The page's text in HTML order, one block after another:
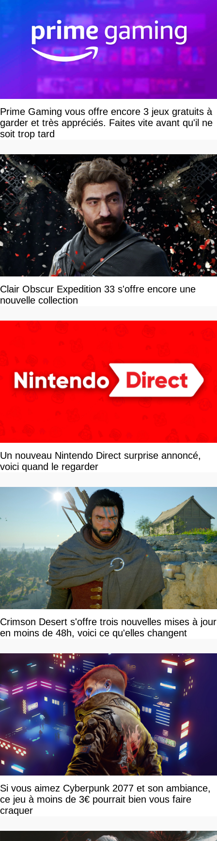
Prime Gaming vous offre encore 3 jeux gratuits à
garder et très appréciés. Faites vite avant qu'il ne
soit trop tard
Clair Obscur Expedition 33 s'offre encore une
nouvelle collection
Un nouveau Nintendo Direct surprise annoncé,
voici quand le regarder
Crimson Desert s'offre trois nouvelles mises à jour
en moins de 48h, voici ce qu'elles changent
Si vous aimez Cyberpunk 2077 et son ambiance,
ce jeu à moins de 3€ pourrait bien vous faire
craquer